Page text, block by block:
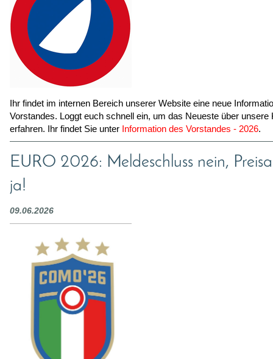
Ihr findet im internen Bereich unserer Website eine neue
Vorstandes. Loggt euch schnell ein, um das Neueste über unsere
erfahren. Ihr findet Sie unter Information des Vorstandes - 2026.
EURO 2026: Meldeschluss nein,
ja!
09.06.2026